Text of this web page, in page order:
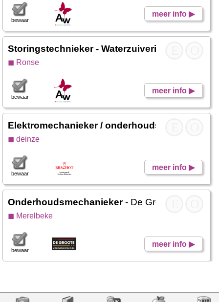
meer info ▶
bewaar
Storingstechnieker - Waterzuivering en
◼ Ronse
meer info ▶
bewaar
Elektromechanieker / onderhoudsmedewerker
◼ deinze
meer info ▶
bewaar
Onderhoudsmechanieker- De Groote Gaston
◼ Merelbeke
meer info ▶
bewaar